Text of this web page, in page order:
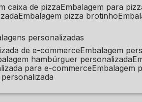
caixa de pizza embalagem para
embalagem pizza brotinho
personalizadas
de e-commerce
embalagem
hambúrguer personalizada
para e-commerce
embalagem